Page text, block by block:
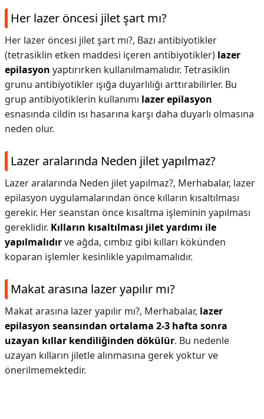
Her lazer öncesi jilet şart mı?
Her lazer öncesi jilet şart mı?, Bazı antibiyotikler
(tetrasiklin etken maddesi içeren antibiyotikler) lazer
epilasyon yaptırırken kullanılmamalıdır. Tetrasiklin
grunu antibiyotikler ışığa duyarlılığı arttırabilirler. Bu
grup antibiyotiklerin kullanımı lazer epilasyon
esnasında cildin ısı hasarına karşı daha duyarlı olmasına
neden olur.
Lazer aralarında Neden jilet yapılmaz?
Lazer aralarında Neden jilet yapılmaz?, Merhabalar, lazer
epilasyon uygulamalarından önce kılların kısaltılması
gerekir. Her seanstan önce kısaltma işleminin yapılması
gereklidir. Kılların kısaltılması jilet yardımı ile
yapılmalıdırve ağda, cımbız gibi kılları kökünden
koparan işlemler kesinlikle yapılmamalıdır.
Makat arasına lazer yapılır mı?
Makat arasına lazer yapılır mı?, Merhabalar, lazer
epilasyon seansından ortalama 2-3 hafta sonra
uzayan kıllar kendiliğinden dökülür. Bu nedenle
uzayan kılların jiletle alınmasına gerek yoktur ve
önerilmemektedir.